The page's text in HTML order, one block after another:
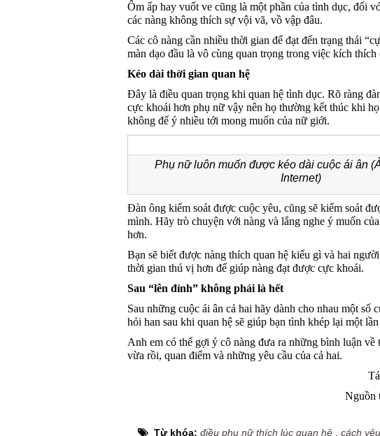
Ôm ấp hay vuốt ve cũng là một phần của tình dục, đối
các nàng không thích sự vội vã, vồ vập đâu.
Các cô nàng cần nhiều thời gian để đạt đến trạng thái
màn dạo đầu là vô cùng quan trọng trong việc kích thích
Kéo dài thời gian quan hệ
Đây là điều quan trọng khi quan hệ tình dục. Rõ ràng
cực khoái hơn phụ nữ vậy nên họ thường kết thúc khi
không để ý nhiều tới mong muốn của nữ giới.
Phụ nữ luôn muốn được kéo dài cuộc ái ân
Internet)
Đàn ông kiểm soát được cuộc yêu, cũng sẽ kiểm soát
mình. Hãy trò chuyện với nàng và lắng nghe ý muốn
hơn.
Bạn sẽ biết được nàng thích quan hệ kiểu gì và hai
thời gian thú vị hơn để giúp nàng đạt được cực khoái.
Sau “lên đỉnh” không phải là hết
Sau những cuộc ái ân cả hai hãy dành cho nhau một số
hỏi han sau khi quan hệ sẽ giúp bạn tình khép lại một
Anh em có thể gợi ý cô nàng đưa ra những bình luận về
vừa rồi, quan điểm và những yêu cầu của cả hai.
Nguồn
Từ khóa: điều phụ nữ thích lúc quan hệ cách yêu